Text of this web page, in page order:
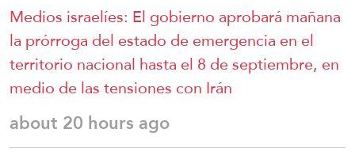
Medios israelíes: El gobierno aprobará mañana
la prórroga del estado de emergencia en el
territorio nacional hasta el 8 de septiembre, en
medio de las tensiones con Irán
about 20 hours ago